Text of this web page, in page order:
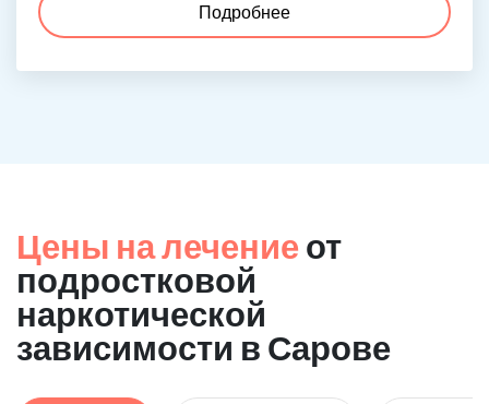
Подробнее
Цены на лечение от
подростковой
наркотической
зависимости в Сарове